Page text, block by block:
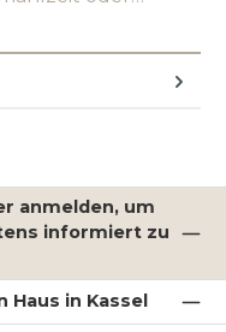
anmelden, um
informiert zu
Haus in Kassel